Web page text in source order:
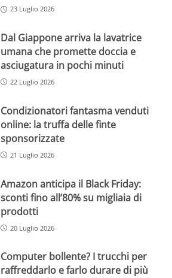
23 Luglio 2026
Dal Giappone arriva la lavatrice
umana che promette doccia e
asciugatura in pochi minuti
22 Luglio 2026
Condizionatori fantasma venduti
online: la truffa delle finte
sponsorizzate
21 Luglio 2026
Amazon anticipa il Black Friday:
sconti fino all’80% su migliaia di
prodotti
20 Luglio 2026
Computer bollente? I trucchi per
raffreddarlo e farlo durare di più